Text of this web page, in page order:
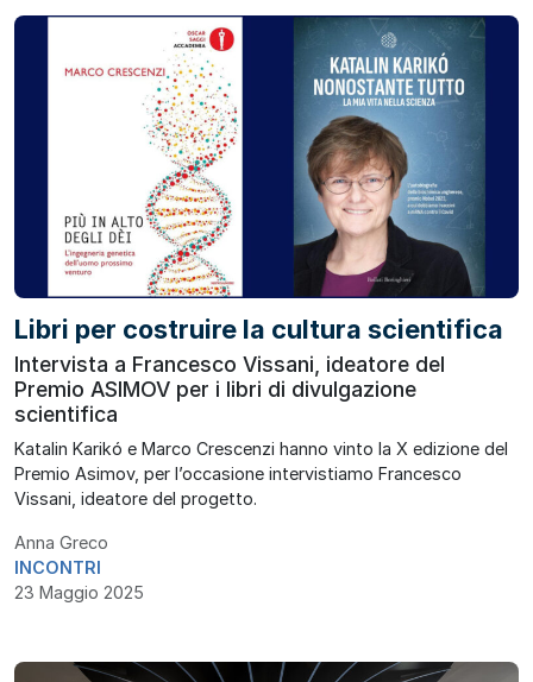
Libri per costruire la cultura scientifica
Intervista a Francesco Vissani, ideatore del
Premio ASIMOV per i libri di divulgazione
scientifica
Katalin Karikó e Marco Crescenzi hanno vinto la X edizione del
Premio Asimov, per l’occasione intervistiamo Francesco
Vissani, ideatore del progetto.
Anna Greco
INCONTRI
23 Maggio 2025